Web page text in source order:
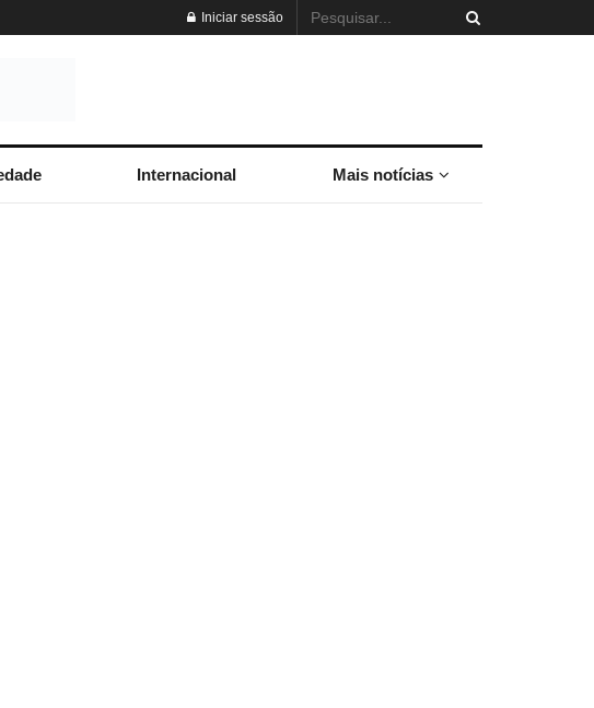
Iniciar sessão
Internacional Mais notícias